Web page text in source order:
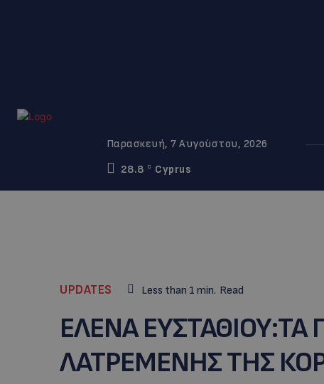
Παρασκευή, 7 Αυγούστου, 2026
28.8
C Cyprus
UPDATES Less than 1 min. Read
EΛΕΝΑ ΕΥΣΤΑΘΙΟΥ:ΤΑ
ΛΑΤΡΕΜΕΝΗΣ ΤΗΣ